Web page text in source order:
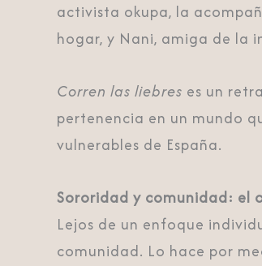
activista okupa, la
hogar, y Nani, amiga de la
Corren las liebres es un
pertenencia en un mundo
vulnerables de España.
Sororidad y comunidad: el
Lejos de un enfoque
comunidad. Lo hace por